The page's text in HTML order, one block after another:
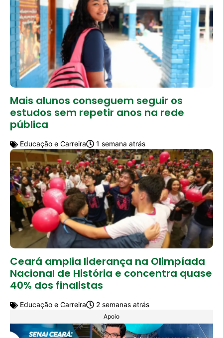
Mais alunos conseguem seguir os
estudos sem repetir anos na rede
pública
Educação e Carreira 1 semana atrás
Ceará amplia liderança na Olimpíada
Nacional de História e concentra quase
40% dos finalistas
Educação e Carreira 2 semanas atrás
Apoio